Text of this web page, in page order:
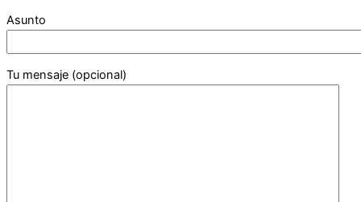
Asunto
Tu mensaje (opcional)